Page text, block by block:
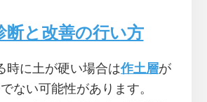
断と改善の行い方
時に土が硬い場合は作土層が
ない可能性があります。